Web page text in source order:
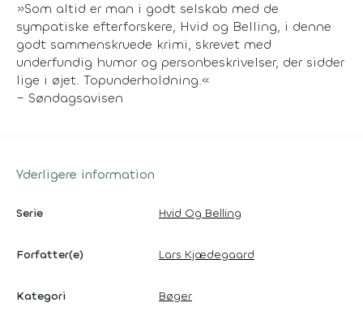
»Som altid er man i godt selskab med de
sympatiske efterforskere, Hvid og Belling, i denne
godt sammenskruede krimi, skrevet med
underfundig humor og personbeskrivelser, der sidder
lige i øjet. Topunderholdning.«
– Søndagsavisen
Yderligere information
Serie Hvid Og Belling
Forfatter(e) Lars Kjædegaard
Kategori Bøger